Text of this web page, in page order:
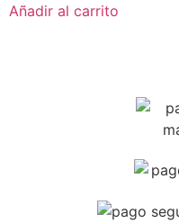
Añadir al carrito